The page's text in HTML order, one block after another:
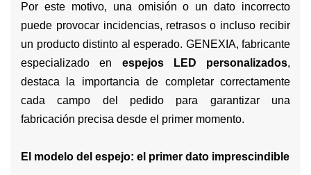
Por este motivo, una omisión o un dato incorrecto
puede provocar incidencias, retrasos o incluso recibir
un producto distinto al esperado. GENEXIA, fabricante
especializado en espejos LED personalizados,
destaca la importancia de completar correctamente
cada campo del pedido para garantizar una
fabricación precisa desde el primer momento.
El modelo del espejo: el primer dato imprescindible